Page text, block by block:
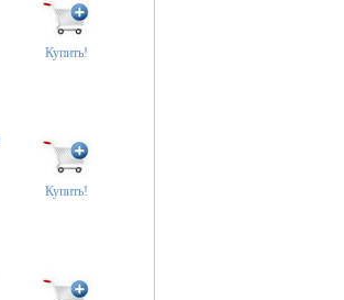
Купить!
Купить!